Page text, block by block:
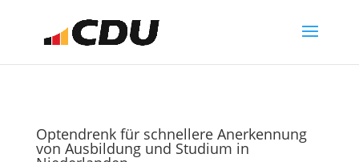
Optendrenk für schnellere Anerkennung
von Ausbildung und Studium in